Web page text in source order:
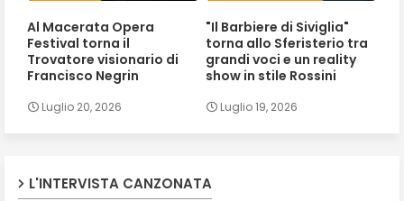
Al Macerata Opera
Festival torna il
Trovatore visionario di
Francisco Negrin
Luglio 20, 2026
"Il Barbiere di Siviglia"
torna allo Sferisterio tra
grandi voci e un reality
show in stile Rossini
Luglio 19, 2026
L'INTERVISTA CANZONATA